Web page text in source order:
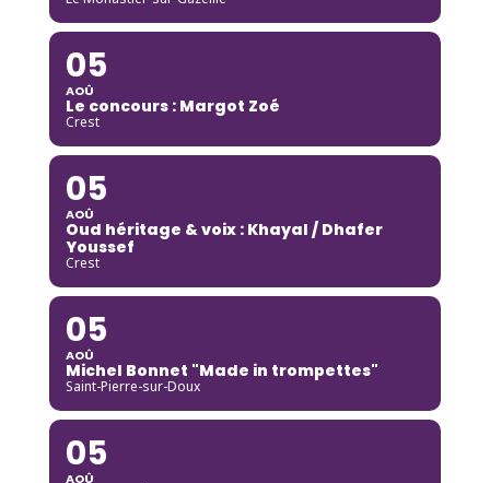
05
AOÛ
Le concours : Margot Zoé
Crest
05
AOÛ
Oud héritage & voix : Khayal / Dhafer
Youssef
Crest
05
AOÛ
Michel Bonnet "Made in trompettes"
Saint-Pierre-sur-Doux
05
AOÛ